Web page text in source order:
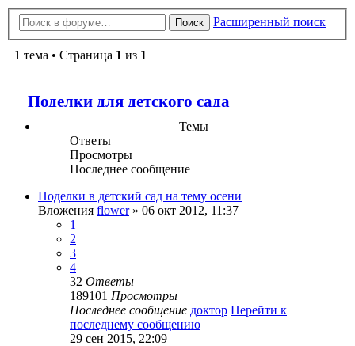
Поиск Расширенный поиск
1 тема • Страница 1 из 1
Поделки для детского сада
Темы
Ответы
Просмотры
Последнее сообщение
Поделки в детский сад на тему осени
Вложения flower» 06 окт 2012, 11:37
1
2
3
4
32 Ответы
189101 Просмотры
Последнее сообщение доктор Перейти к
последнему сообщению
29 сен 2015, 22:09